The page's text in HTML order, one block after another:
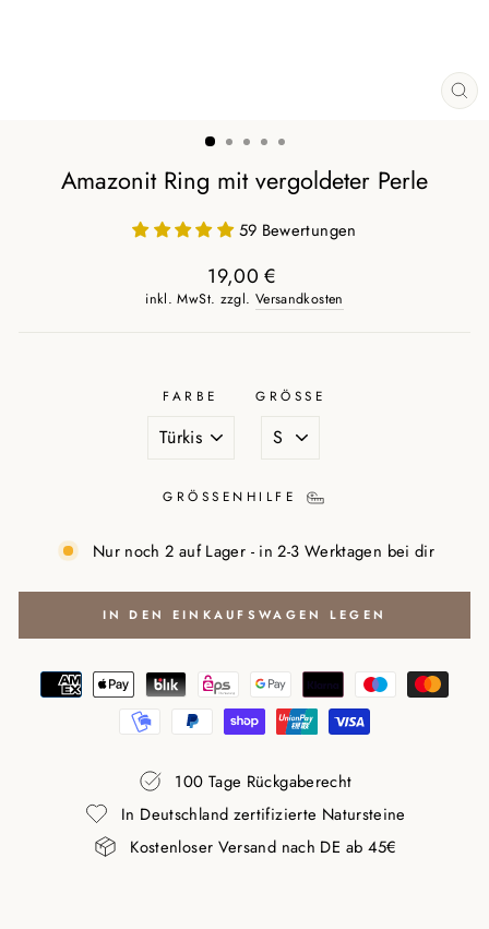
Amazonit Ring mit vergoldeter Perle
59 Bewertungen
Normaler
Preis
19,00 €
inkl. MwSt. zzgl. Versandkosten
FARBE GRÖSSE
GRÖSSENHILFE
Nur noch 2 auf Lager - in 2-3 Werktagen bei dir
IN DEN EINKAUFSWAGEN LEGEN
100 Tage Rückgaberecht
In Deutschland zertifizierte Natursteine
Kostenloser Versand nach DE ab 45€